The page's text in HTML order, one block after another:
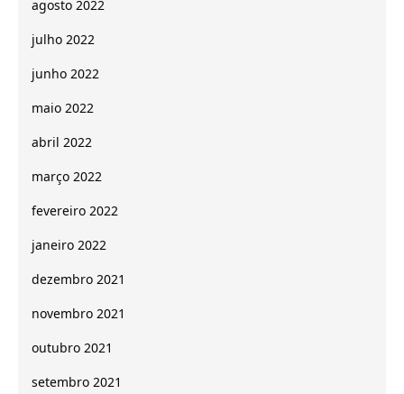
agosto 2022
julho 2022
junho 2022
maio 2022
abril 2022
março 2022
fevereiro 2022
janeiro 2022
dezembro 2021
novembro 2021
outubro 2021
setembro 2021